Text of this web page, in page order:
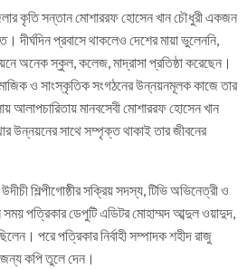
কৃতি সন্তান মোশাররফ হোসেন খান চৌধুরী একজন
দীর্ঘদিন প্রবাসে থাকলেও দেশের মায়া ভুলেননি,
অনেক স্কুল, কলেজ, মাদ্রাসা প্রতিষ্ঠা করেছেন।
ও সাংস্কৃতিক সংগঠনের উন্নয়নমূলক কাজে তার
আলাপচারিতায় মানবসেবী মোশাররফ হোসেন খান
উন্নয়নের সাথে সম্পৃক্ত থাকাই তার জীবনের
শিল্পীগোষ্ঠীর সক্রিয় সদস্য, টিভি অভিনেত্রী ও
পত্রিকার ডেপুটি এডিটর মোহাম্মদ আব্দুল ওয়াদুদ,
পরে পত্রিকার নির্বাহী সম্পাদক শহীদ রাজু
কপি তুলে দেন।